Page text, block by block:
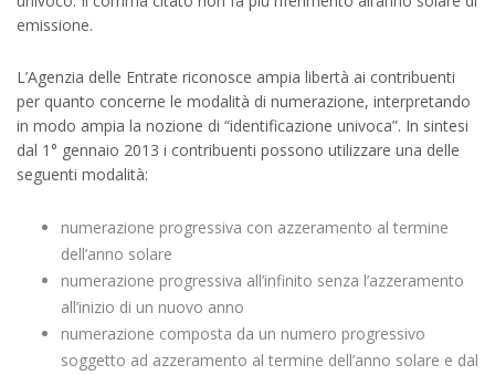
emissione.
L’Agenzia delle Entrate riconosce ampia libertà ai contribuenti
per quanto concerne le modalità di numerazione, interpretando
in modo ampia la nozione di “identificazione univoca”. In sintesi
dal 1° gennaio 2013 i contribuenti possono utilizzare una delle
seguenti modalità:
numerazione progressiva con azzeramento al termine
dell’anno solare
numerazione progressiva all’infinito senza l’azzeramento
all’inizio di un nuovo anno
numerazione composta da un numero progressivo
soggetto ad azzeramento al termine dell’anno solare e dal